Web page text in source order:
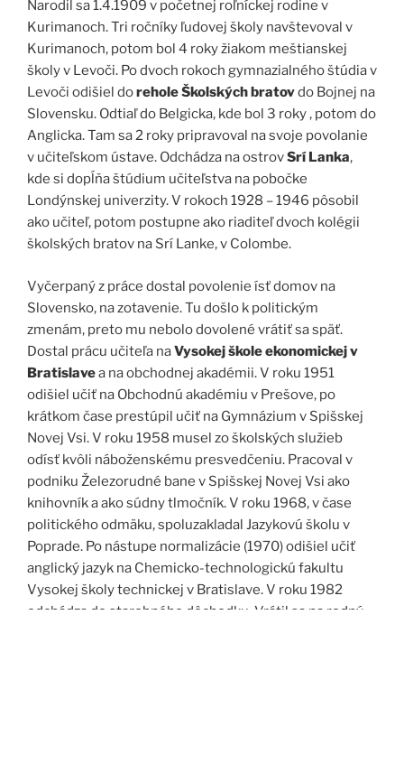
Narodil sa 1.4.1909 v početnej roľníckej rodine v
Kurimanoch. Tri ročníky ľudovej školy navštevoval v
Kurimanoch, potom bol 4 roky žiakom meštianskej
školy v Levoči. Po dvoch rokoch gymnazialného štúdia v
Levoči odišiel dorehole Školských bratovdo Bojnej na
Slovensku. Odtiaľ do Belgicka, kde bol 3 roky , potom do
Anglicka. Tam sa 2 roky pripravoval na svoje povolanie
v učiteľskom ústave. Odchádza na ostrovSrí Lanka,
kde si dopĺňa štúdium učiteľstva na pobočke
Londýnskej univerzity. V rokoch 1928 – 1946 pôsobil
ako učiteľ, potom postupne ako riaditeľ dvoch kolégii
školských bratov na Srí Lanke, v Colombe.
Vyčerpaný z práce dostal povolenie ísť domov na
Slovensko, na zotavenie. Tu došlo k politickým
zmenám, preto mu nebolo dovolené vrátiť sa späť.
Dostal prácu učiteľa naVysokej škole ekonomickej v
Bratislavea na obchodnej akadémii. V roku 1951
odišiel učiť na Obchodnú akadémiu v Prešove, po
krátkom čase prestúpil učiť na Gymnázium v Spišskej
Novej Vsi. V roku 1958 musel zo školských služieb
odísť kvôli náboženskému presvedčeniu. Pracoval v
podniku Železorudné bane v Spišskej Novej Vsi ako
knihovník a ako súdny tlmočník. V roku 1968, v čase
politického odmäku, spoluzakladal Jazykovú školu v
Poprade. Po nástupe normalizácie (1970) odišiel učiť
anglický jazyk na Chemicko-technologickú fakultu
Vysokej školy technickej v Bratislave. V roku 1982
odchádza do starobného dôchodku. Vrátil sa na rodný